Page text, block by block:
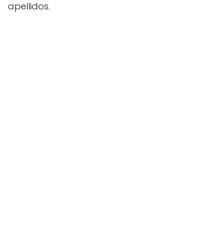
apellidos.